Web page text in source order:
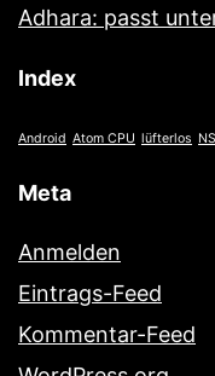
Adhara: passt
Index
Android Atom CPU lüfterlos
Meta
Anmelden
Eintrags-Feed
Kommentar-Feed